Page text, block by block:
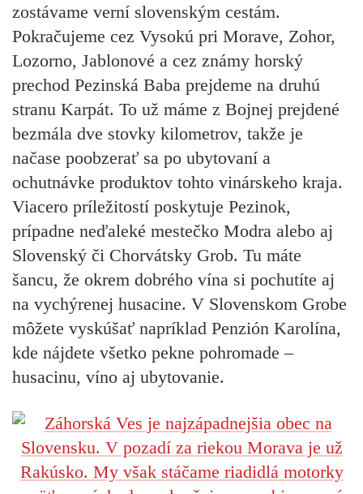
zostávame verní slovenským cestám.
Pokračujeme cez Vysokú pri Morave, Zohor,
Lozorno, Jablonové a cez známy horský
prechod Pezinská Baba prejdeme na druhú
stranu Karpát. To už máme z Bojnej prejdené
bezmála dve stovky kilometrov, takže je
načase poobzerať sa po ubytovaní a
ochutnávke produktov tohto vinárskeho kraja.
Viacero príležitostí poskytuje Pezinok,
prípadne neďaleké mestečko Modra alebo aj
Slovenský či Chorvátsky Grob. Tu máte
šancu, že okrem dobrého vína si pochutíte aj
na vychýrenej husacine. V Slovenskom Grobe
môžete vyskúšať napríklad Penzión Karolína,
kde nájdete všetko pekne pohromade –
husacinu, víno aj ubytovanie.